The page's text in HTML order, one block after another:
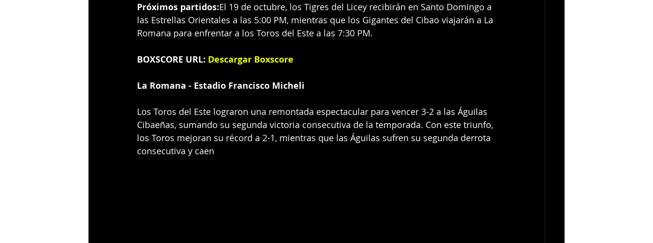
Próximos partidos:El 19 de octubre, los Tigres del Licey recibirán en Santo Domingo a
las Estrellas Orientales a las 5:00 PM, mientras que los Gigantes del Cibao viajarán a La
Romana para enfrentar a los Toros del Este a las 7:30 PM.
BOXSCORE URL: Descargar Boxscore
La Romana - Estadio Francisco Micheli
Los Toros del Este lograron una remontada espectacular para vencer 3-2 a las Águilas
Cibaeñas, sumando su segunda victoria consecutiva de la temporada. Con este triunfo,
los Toros mejoran su récord a 2-1, mientras que las Águilas sufren su segunda derrota
consecutiva y caen